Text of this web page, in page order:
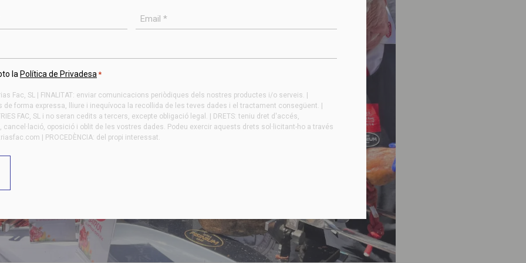
Email
*
la Política de Privadesa *
Fac, SL | FINALITAT: enviar comunicacions periòdiques dels nostres productes i/o serveis. |
de forma expressa, lliure i inequívoca la recollida de les teves dades i el tractament consegüent. |
FAC, SL i no seran cedits a tercers, excepte obligació legal. | DRETS: teniu dret d'accés,
cancel·lació, oposició i oblit de les vostres dades. Podeu exercir aquests drets sol·licitant-ho a través
| PROCEDÈNCIA: del propi interessat.